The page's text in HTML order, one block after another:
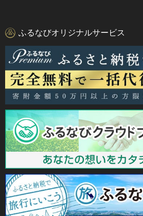
ふるなびオリジナルサービス